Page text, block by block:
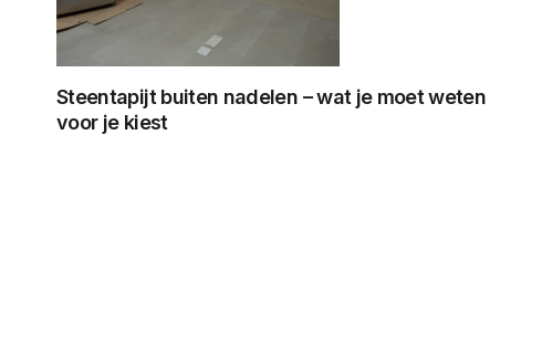
Steentapijt buiten nadelen – wat je moet weten
voor je kiest